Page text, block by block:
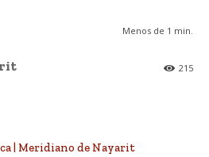
Menos de 1 min.
215
| Meridiano de Nayarit